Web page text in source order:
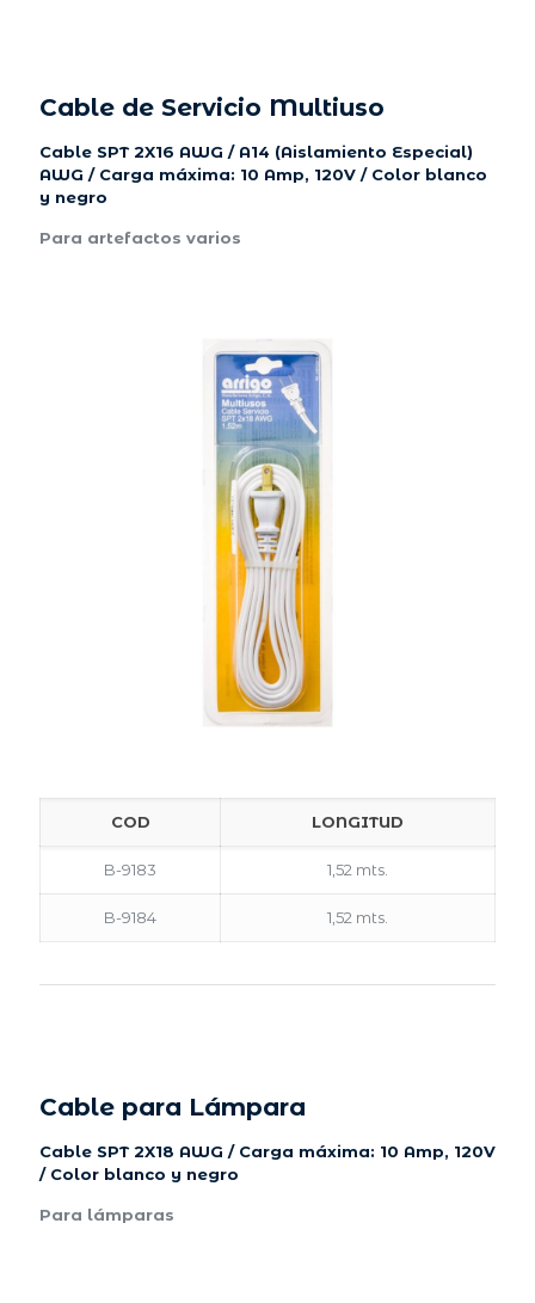
Cable de Servicio Multiuso
Cable SPT 2X16 AWG / A14 (Aislamiento Especial)
AWG / Carga máxima: 10 Amp, 120V / Color blanco
y negro
Para artefactos varios
COD LONGITUD
B-9183 1,52 mts.
B-9184 1,52 mts.
Cable para Lámpara
Cable SPT 2X18 AWG / Carga máxima: 10 Amp, 120V
/ Color blanco y negro
Para lámparas